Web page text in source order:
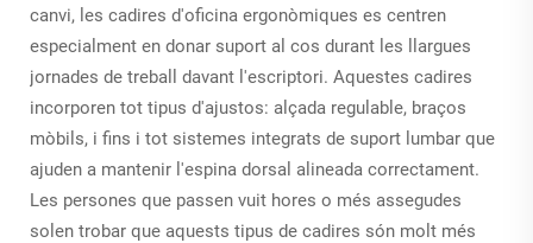
canvi, les cadires d'oficina ergonòmiques es centren
especialment en donar suport al cos durant les llargues
jornades de treball davant l'escriptori. Aquestes cadires
incorporen tot tipus d'ajustos: alçada regulable, braços
mòbils, i fins i tot sistemes integrats de suport lumbar que
ajuden a mantenir l'espina dorsal alineada correctament.
Les persones que passen vuit hores o més assegudes
solen trobar que aquests tipus de cadires són molt més